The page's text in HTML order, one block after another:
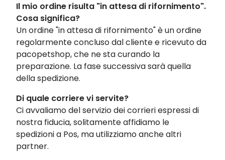
Il mio ordine risulta "in attesa di rifornimento".
Cosa significa?
Un ordine "in attesa di rifornimento" è un ordine
regolarmente concluso dal cliente e ricevuto da
pacopetshop, che ne sta curando la
preparazione. La fase successiva sarà quella
della spedizione.
Di quale corriere vi servite?
Ci avvaliamo del servizio dei corrieri espressi di
nostra fiducia, solitamente affidiamo le
spedizioni a Pos, ma utilizziamo anche altri
partner.